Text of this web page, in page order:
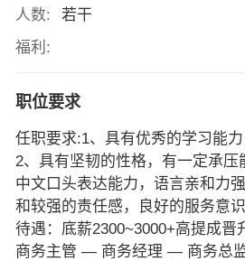
人数:
若干
福利:
职位要求
任职要求:1、具有优秀的学习能力
2、具有坚韧的性格，有一定承压
中文口头表达能力，语言亲和力
和较强的责任感，良好的服务意
待遇：底薪2300~3000+高提成
商务主管 — 商务经理 — 商务总